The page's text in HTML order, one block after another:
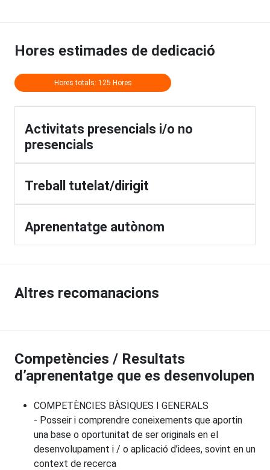
Hores estimades de dedicació
Hores totals: 125 Hores
Activitats presencials i/o no
presencials
Treball tutelat/dirigit
Aprenentatge autònom
Altres recomanacions
Competències / Resultats
d’aprenentatge que es desenvolupen
COMPETÈNCIES BÀSIQUES I GENERALS
- Posseir i comprendre coneixements que aportin
una base o oportunitat de ser originals en el
desenvolupament i / o aplicació d’idees, sovint en un
context de recerca